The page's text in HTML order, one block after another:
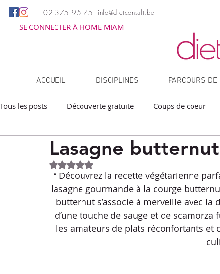
02 375 95 75 info@dietconsult.be
SE CONNECTER À HOME MIAM
ACCUEIL DISCIPLINES PARCOURS
Tous les posts Découverte gratuite Coups de coeur
Barbecue / Plancha Collations
Facile à réchauffer Family corner IG bas
Menus de la semaine Pasta Petits-déjeuners
Lasagne
Noté NaN étoiles sur 5.
" Découvrez la recette végétarienne
lasagne gourmande à la courge
butternut s’associe à merveille avec
d’une touche de sauge et de
les amateurs de plats réconfortants